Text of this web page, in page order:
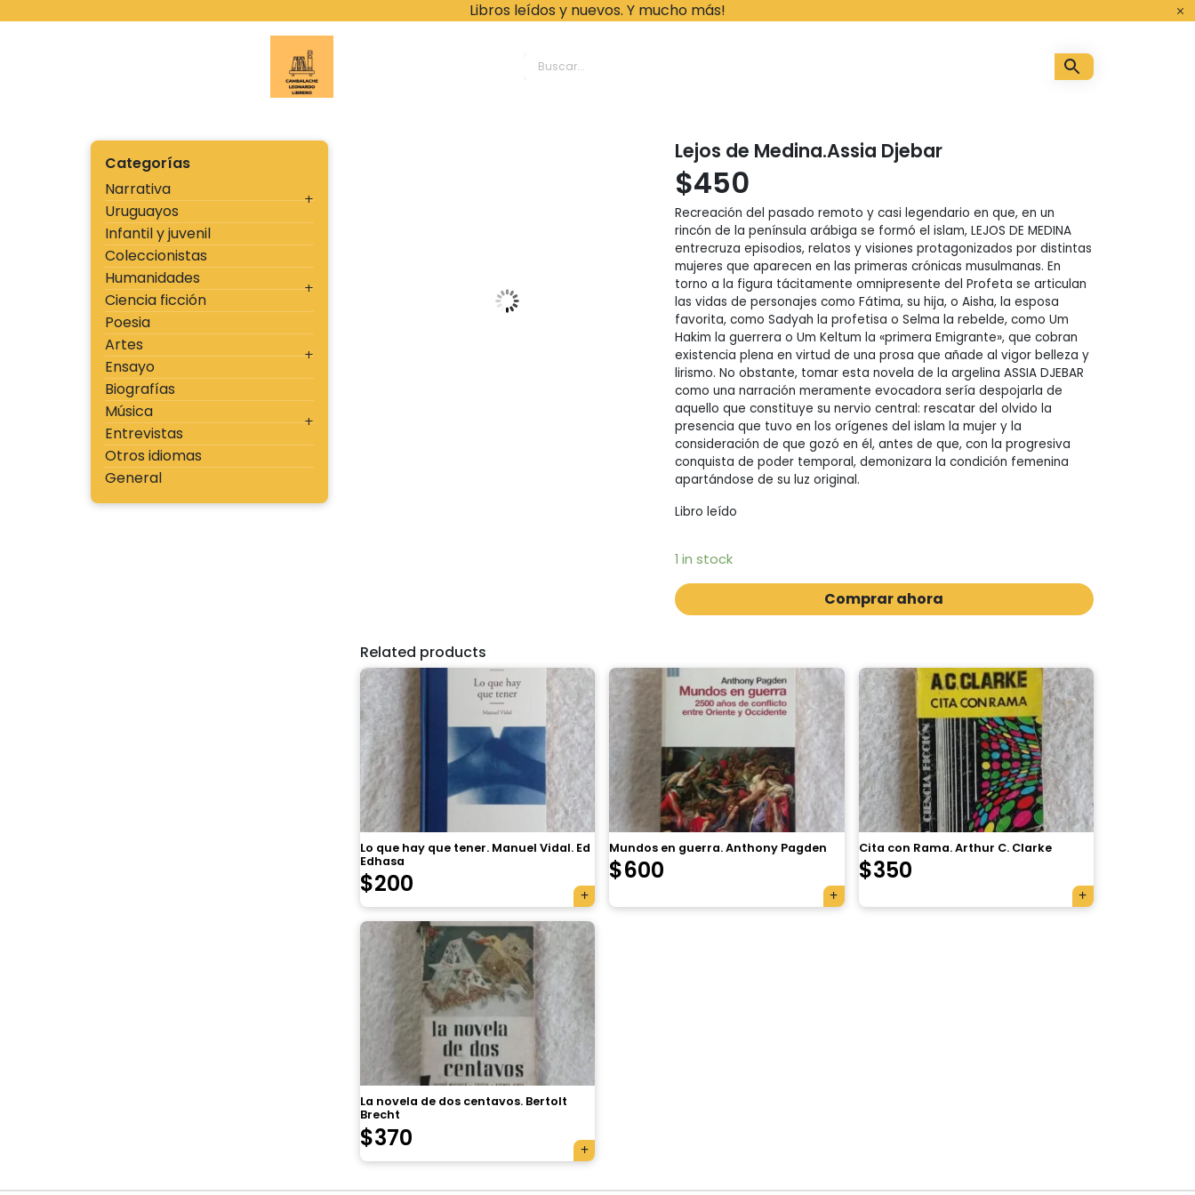
Libros leídos y nuevos. Y mucho más!
Categorías
Narrativa
Uruguayos
Infantil y juvenil
Coleccionistas
Humanidades
Ciencia ficción
Poesia
Artes
Ensayo
Biografías
Música
Entrevistas
Otros idiomas
General
Lejos de Medina.Assia Djebar
$450
Recreación del pasado remoto y casi legendario en que, en un
rincón de la península arábiga se formó el islam, LEJOS DE MEDINA
entrecruza episodios, relatos y visiones protagonizados por distintas
mujeres que aparecen en las primeras crónicas musulmanas. En
torno a la figura tácitamente omnipresente del Profeta se articulan
las vidas de personajes como Fátima, su hija, o Aisha, la esposa
favorita, como Sadyah la profetisa o Selma la rebelde, como Um
Hakim la guerrera o Um Keltum la «primera Emigrante», que cobran
existencia plena en virtud de una prosa que añade al vigor belleza y
lirismo. No obstante, tomar esta novela de la argelina ASSIA DJEBAR
como una narración meramente evocadora sería despojarla de
aquello que constituye su nervio central: rescatar del olvido la
presencia que tuvo en los orígenes del islam la mujer y la
consideración de que gozó en él, antes de que, con la progresiva
conquista de poder temporal, demonizara la condición femenina
apartándose de su luz original.
Libro leído
1 in stock
Comprar ahora
Related products
Lo que hay que tener. Manuel Vidal. Ed
Edhasa
$200
Mundos en guerra. Anthony Pagden
$600
Cita con Rama. Arthur C. Clarke
$350
La novela de dos centavos. Bertolt
Brecht
$370